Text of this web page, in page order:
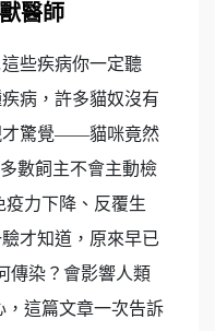
獸醫師
些疾病你一定聽
病，許多貓奴沒有
才驚覺——貓咪竟然
數飼主不會主動檢
力下降、反覆生
才知道，原來早已
傳染？會影響人類
，這篇文章一次告訴